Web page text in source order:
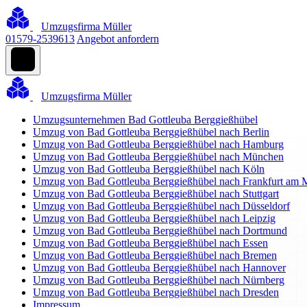
Umzugsfirma Müller
01579-2539613 Angebot anfordern
Umzugsfirma Müller
Umzugsunternehmen Bad Gottleuba Berggießhübel
Umzug von Bad Gottleuba Berggießhübel nach Berlin
Umzug von Bad Gottleuba Berggießhübel nach Hamburg
Umzug von Bad Gottleuba Berggießhübel nach München
Umzug von Bad Gottleuba Berggießhübel nach Köln
Umzug von Bad Gottleuba Berggießhübel nach Frankfurt am
Umzug von Bad Gottleuba Berggießhübel nach Stuttgart
Umzug von Bad Gottleuba Berggießhübel nach Düsseldorf
Umzug von Bad Gottleuba Berggießhübel nach Leipzig
Umzug von Bad Gottleuba Berggießhübel nach Dortmund
Umzug von Bad Gottleuba Berggießhübel nach Essen
Umzug von Bad Gottleuba Berggießhübel nach Bremen
Umzug von Bad Gottleuba Berggießhübel nach Hannover
Umzug von Bad Gottleuba Berggießhübel nach Nürnberg
Umzug von Bad Gottleuba Berggießhübel nach Dresden
Impressum